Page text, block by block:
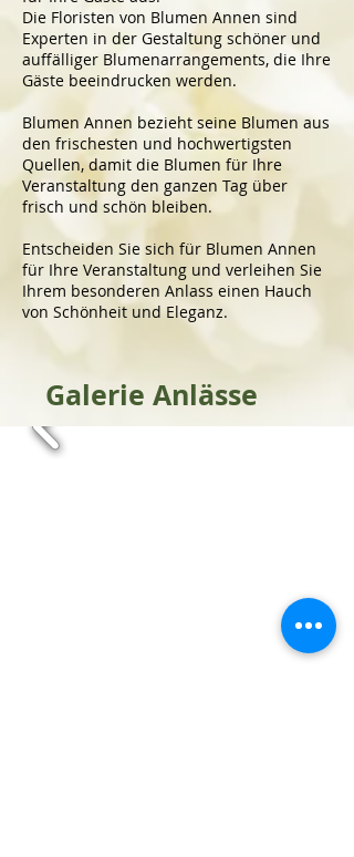
Die Floristen von Blumen Annen sind
Experten in der Gestaltung schöner und
auffälliger Blumenarrangements, die Ihre
Gäste beeindrucken werden.
Blumen Annen bezieht seine Blumen aus
den frischesten und hochwertigsten
Quellen, damit die Blumen für Ihre
Veranstaltung den ganzen Tag über
frisch und schön bleiben.
Entscheiden Sie sich für Blumen Annen
für Ihre Veranstaltung und verleihen Sie
Ihrem besonderen Anlass einen Hauch
von Schönheit und Eleganz.
Galerie Anlässe